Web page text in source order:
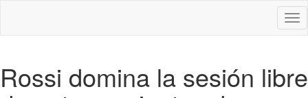
Rossi domina la sesión libre